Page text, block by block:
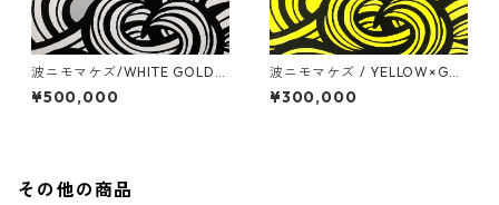
波ニモマケズ/WHITE GOLD R
EAF / S30号(910mm x 910m
m)
¥500,000
波ニモマケズ / YELLOW×GO
LD LEAF / 530mm x 530mm
¥300,000
その他の商品